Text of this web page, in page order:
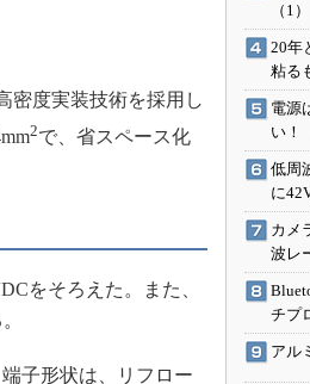
密度実装技術を採用し
2で、省スペース化
をそろえた。また、
子形状は、リフロー
（1）
20年
粘る
電源
い！
低周
に
カメ
波レ
チプ
アル